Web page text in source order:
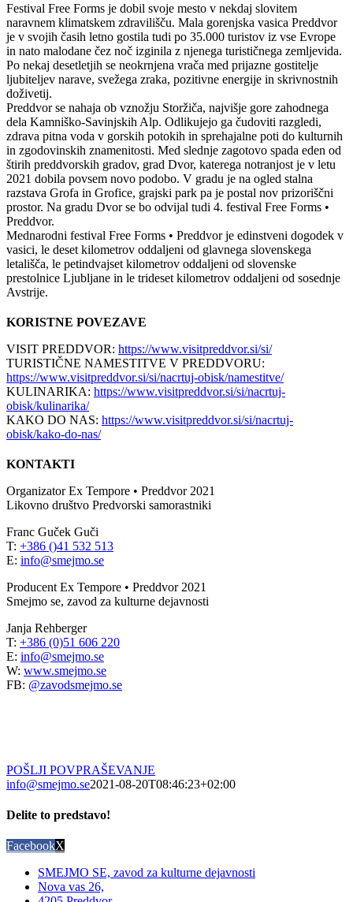
Festival Free Forms je dobil svoje mesto v nekdaj slovitem
naravnem klimatskem zdravilišču. Mala gorenjska vasica Preddvor
je v svojih časih letno gostila tudi po 35.000 turistov iz vse Evrope
in nato malodane čez noč izginila z njenega turističnega zemljevida.
Po nekaj desetletjih se neokrnjena vrača med prijazne gostitelje
ljubiteljev narave, svežega zraka, pozitivne energije in skrivnostnih
doživetij.
Preddvor se nahaja ob vznožju Storžiča, najvišje gore zahodnega
dela Kamniško-Savinjskih Alp. Odlikujejo ga čudoviti razgledi,
zdrava pitna voda v gorskih potokih in sprehajalne poti do kulturnih
in zgodovinskih znamenitosti. Med slednje zagotovo spada eden od
štirih preddvorskih gradov, grad Dvor, katerega notranjost je v letu
2021 dobila povsem novo podobo. V gradu je na ogled stalna
razstava Grofa in Grofice, grajski park pa je postal nov prizoriščni
prostor. Na gradu Dvor se bo odvijal tudi 4. festival Free Forms •
Preddvor.
Mednarodni festival Free Forms • Preddvor je edinstveni dogodek v
vasici, le deset kilometrov oddaljeni od glavnega slovenskega
letališča, le petindvajset kilometrov oddaljeni od slovenske
prestolnice Ljubljane in le trideset kilometrov oddaljeni od sosednje
Avstrije.
KORISTNE POVEZAVE
VISIT PREDDVOR: https://www.visitpreddvor.si/si/
TURISTIČNE NAMESTITVE V PREDDVORU:
https://www.visitpreddvor.si/si/nacrtuj-obisk/namestitve/
KULINARIKA: https://www.visitpreddvor.si/si/nacrtuj-
obisk/kulinarika/
KAKO DO NAS: https://www.visitpreddvor.si/si/nacrtuj-
obisk/kako-do-nas/
KONTAKTI
Organizator Ex Tempore • Preddvor 2021
Likovno društvo Predvorski samorastniki
Franc Guček Guči
T: +386 ()41 532 513
E: info@smejmo.se
Producent Ex Tempore • Preddvor 2021
Smejmo se, zavod za kulturne dejavnosti
Janja Rehberger
T: +386 (0)51 606 220
E: info@smejmo.se
W: www.smejmo.se
FB: @zavodsmejmo.se
POŠLJI POVPRAŠEVANJE
info@smejmo.se2021-08-20T08:46:23+02:00
Delite to predstavo!
FacebookX
SMEJMO SE, zavod za kulturne dejavnosti
Nova vas 26,